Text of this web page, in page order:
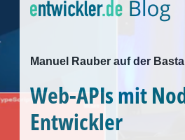
Manuel Rauber auf der
Web-APIs mit
Entwickler